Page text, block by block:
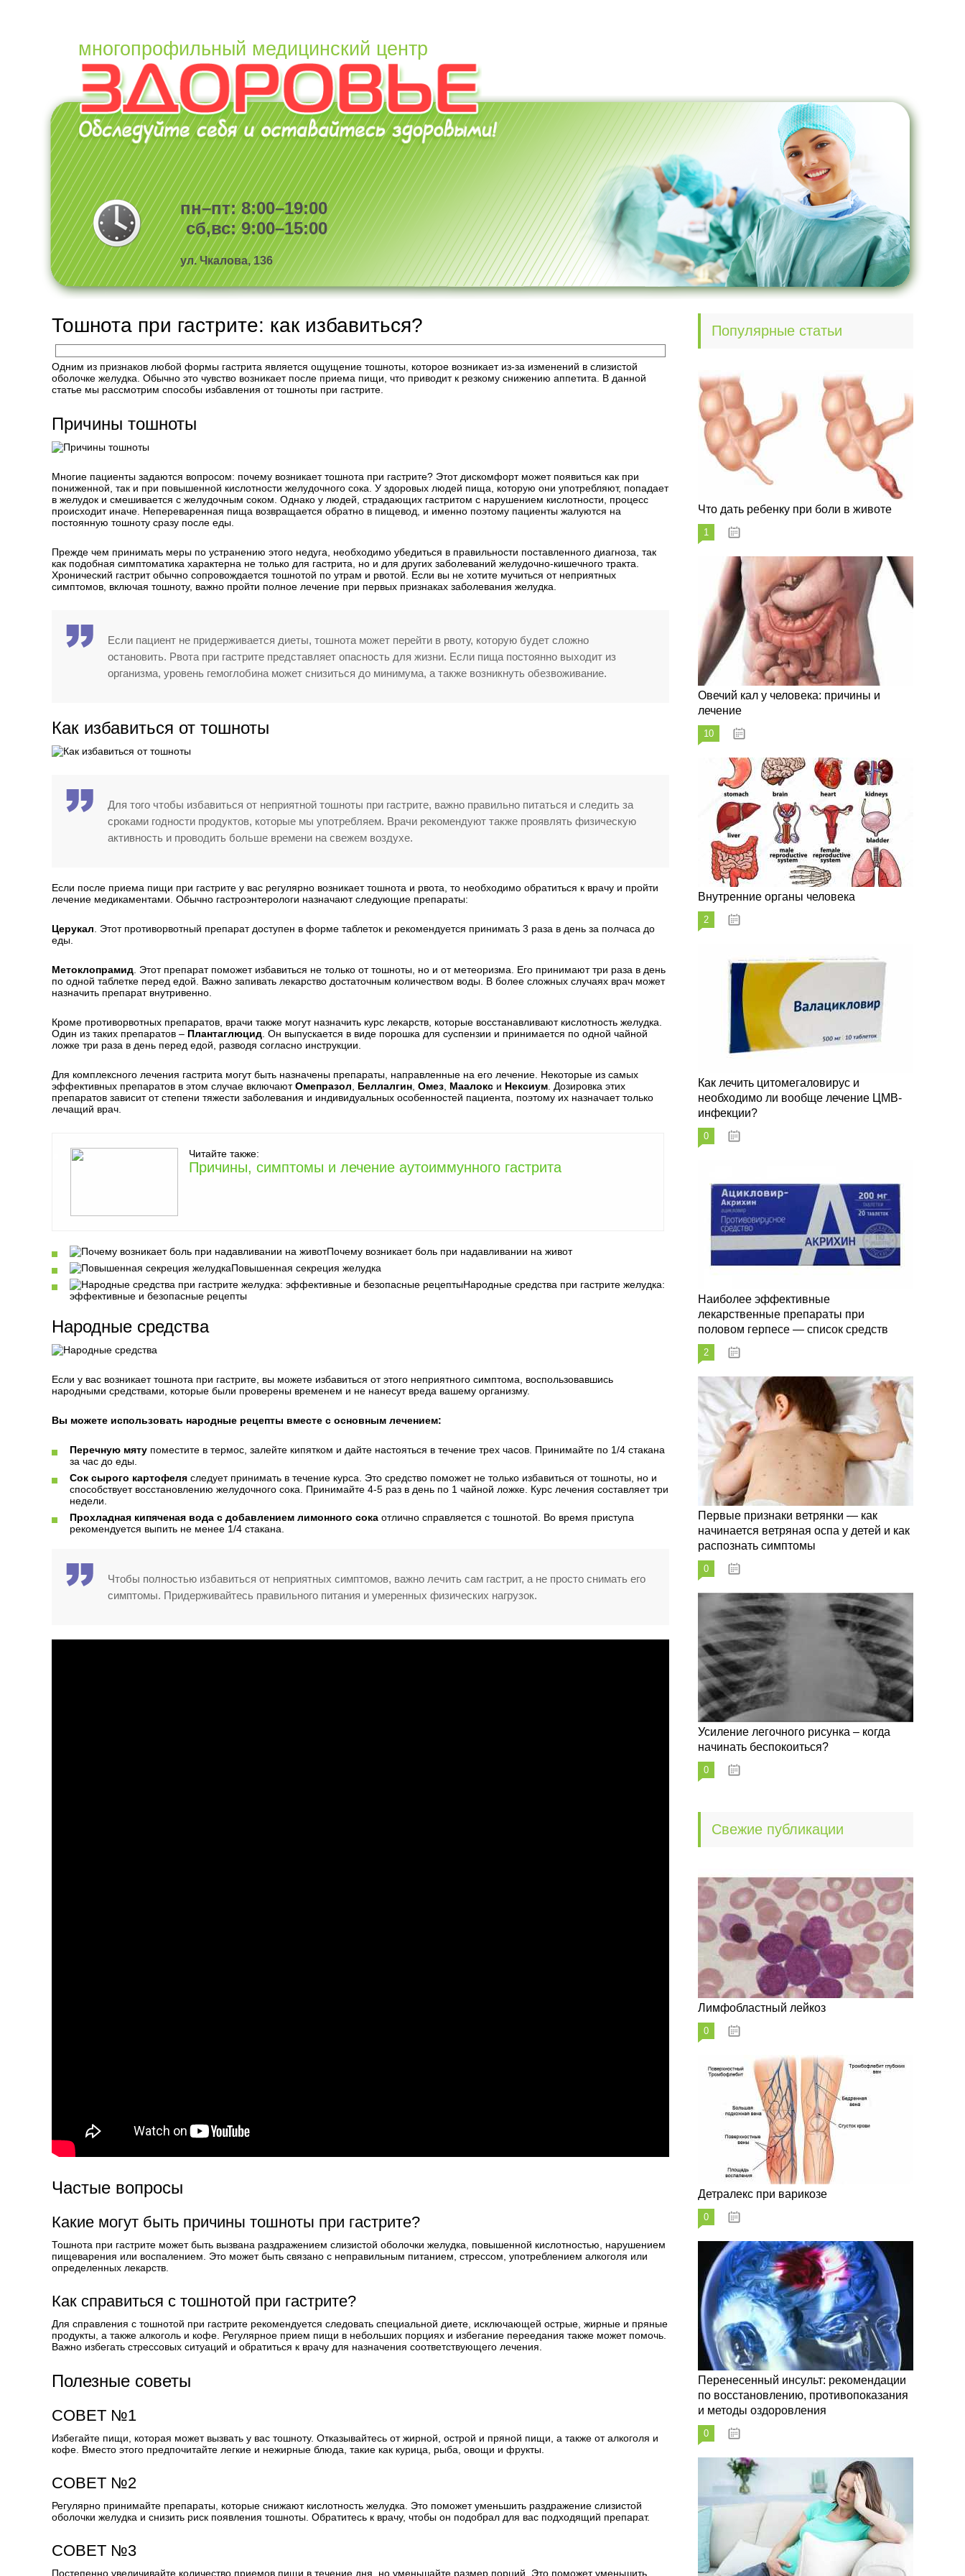
многопрофильный медицинский центр
пн–пт: 8:00–19:00
сб,вс: 9:00–15:00
ул. Чкалова, 136
Тошнота при гастрите: как избавиться?
Одним из признаков любой формы гастрита является ощущение тошноты, которое возникает из-за изменений в слизистой
оболочке желудка. Обычно это чувство возникает после приема пищи, что приводит к резкому снижению аппетита. В данной
статье мы рассмотрим способы избавления от тошноты при гастрите.
Причины тошноты
Многие пациенты задаются вопросом: почему возникает тошнота при гастрите? Этот дискомфорт может появиться как при
пониженной, так и при повышенной кислотности желудочного сока. У здоровых людей пища, которую они употребляют, попадает
в желудок и смешивается с желудочным соком. Однако у людей, страдающих гастритом с нарушением кислотности, процесс
происходит иначе. Непереваренная пища возвращается обратно в пищевод, и именно поэтому пациенты жалуются на
постоянную тошноту сразу после еды.
Прежде чем принимать меры по устранению этого недуга, необходимо убедиться в правильности поставленного диагноза, так
как подобная симптоматика характерна не только для гастрита, но и для других заболеваний желудочно-кишечного тракта.
Хронический гастрит обычно сопровождается тошнотой по утрам и рвотой. Если вы не хотите мучиться от неприятных
симптомов, включая тошноту, важно пройти полное лечение при первых признаках заболевания желудка.
Если пациент не придерживается диеты, тошнота может перейти в рвоту, которую будет сложно
остановить. Рвота при гастрите представляет опасность для жизни. Если пища постоянно выходит из
организма, уровень гемоглобина может снизиться до минимума, а также возникнуть обезвоживание.
Как избавиться от тошноты
Для того чтобы избавиться от неприятной тошноты при гастрите, важно правильно питаться и следить за
сроками годности продуктов, которые мы употребляем. Врачи рекомендуют также проявлять физическую
активность и проводить больше времени на свежем воздухе.
Если после приема пищи при гастрите у вас регулярно возникает тошнота и рвота, то необходимо обратиться к врачу и пройти
лечение медикаментами. Обычно гастроэнтерологи назначают следующие препараты:
Церукал . Этот противорвотный препарат доступен в форме таблеток и рекомендуется принимать 3 раза в день за полчаса до
еды.
Метоклопрамид . Этот препарат поможет избавиться не только от тошноты, но и от метеоризма. Его принимают три раза в день
по одной таблетке перед едой. Важно запивать лекарство достаточным количеством воды. В более сложных случаях врач может
назначить препарат внутривенно.
Кроме противорвотных препаратов, врачи также могут назначить курс лекарств, которые восстанавливают кислотность желудка.
Один из таких препаратов – Плантаглюцид . Он выпускается в виде порошка для суспензии и принимается по одной чайной
ложке три раза в день перед едой, разводя согласно инструкции.
Для комплексного лечения гастрита могут быть назначены препараты, направленные на его лечение. Некоторые из самых
эффективных препаратов в этом случае включаютОмепразол Беллалгин Омез Маалокс и Нексиум . Дозировка этих
препаратов зависит от степени тяжести заболевания и индивидуальных особенностей пациента, поэтому их назначает только
лечащий врач.
Читайте также:
Причины, симптомы и лечение аутоиммунного гастрита
Почему возникает боль при надавливании на живот
Повышенная секреция желудка
Народные средства при гастрите желудка:
эффективные и безопасные рецепты
Народные средства
Если у вас возникает тошнота при гастрите, вы можете избавиться от этого неприятного симптома, воспользовавшись
народными средствами, которые были проверены временем и не нанесут вреда вашему организму.
Вы можете использовать народные рецепты вместе с основным лечением:
Перечную мяту поместите в термос, залейте кипятком и дайте настояться в течение трех часов. Принимайте по 1/4 стакана
за час до еды.
Сок сырого картофеля следует принимать в течение курса. Это средство поможет не только избавиться от тошноты, но и
способствует восстановлению желудочного сока. Принимайте 4-5 раз в день по 1 чайной ложке. Курс лечения составляет три
недели.
Прохладная кипяченая вода с добавлением лимонного сока отлично справляется с тошнотой. Во время приступа
рекомендуется выпить не менее 1/4 стакана.
Чтобы полностью избавиться от неприятных симптомов, важно лечить сам гастрит, а не просто снимать его
симптомы. Придерживайтесь правильного питания и умеренных физических нагрузок.
Частые вопросы
Какие могут быть причины тошноты при гастрите?
Тошнота при гастрите может быть вызвана раздражением слизистой оболочки желудка, повышенной кислотностью, нарушением
пищеварения или воспалением. Это может быть связано с неправильным питанием, стрессом, употреблением алкоголя или
определенных лекарств.
Как справиться с тошнотой при гастрите?
Для справления с тошнотой при гастрите рекомендуется следовать специальной диете, исключающей острые, жирные и пряные
продукты, а также алкоголь и кофе. Регулярное прием пищи в небольших порциях и избегание переедания также может помочь.
Важно избегать стрессовых ситуаций и обратиться к врачу для назначения соответствующего лечения.
Полезные советы
СОВЕТ №1
Избегайте пищи, которая может вызвать у вас тошноту. Отказывайтесь от жирной, острой и пряной пищи, а также от алкоголя и
кофе. Вместо этого предпочитайте легкие и нежирные блюда, такие как курица, рыба, овощи и фрукты.
СОВЕТ №2
Регулярно принимайте препараты, которые снижают кислотность желудка. Это поможет уменьшить раздражение слизистой
оболочки желудка и снизить риск появления тошноты. Обратитесь к врачу, чтобы он подобрал для вас подходящий препарат.
СОВЕТ №3
Постепенно увеличивайте количество приемов пищи в течение дня, но уменьшайте размер порций. Это поможет уменьшить
Популярные статьи
Что дать ребенку при боли в животе
1
Овечий кал у человека: причины и
лечение
10
Внутренние органы человека
2
Как лечить цитомегаловирус и
необходимо ли вообще лечение ЦМВ-
инфекции?
0
Наиболее эффективные
лекарственные препараты при
половом герпесе — список средств
2
Первые признаки ветрянки — как
начинается ветряная оспа у детей и как
распознать симптомы
0
Усиление легочного рисунка – когда
начинать беспокоиться?
0
Свежие публикации
Лимфобластный лейкоз
0
Детралекс при варикозе
0
Перенесенный инсульт: рекомендации
по восстановлению, противопоказания
и методы оздоровления
0